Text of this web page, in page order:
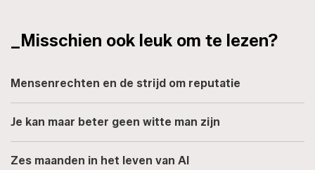
_Misschien ook leuk om te lezen?
Mensenrechten en de strijd om reputatie
Je kan maar beter geen witte man zijn
Zes maanden in het leven van AI